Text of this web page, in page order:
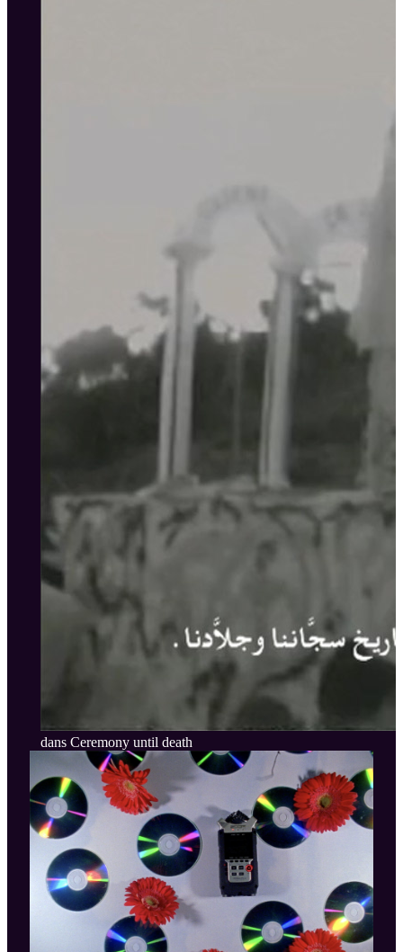
dans Ceremony until death